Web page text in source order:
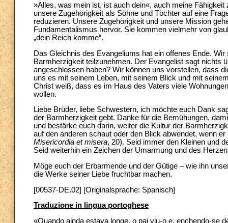
»Alles, was mein ist, ist auch dein«, auch meine
unsere Zugehörigkeit als Söhne und Töchter auf eine
reduzieren. Unsere Zugehörigkeit und unsere Mission
Fundamentalismus hervor. Sie kommen vielmehr von
„dein Reich komme“.
Das Gleichnis des Evangeliums hat ein offenes Ende.
Barmherzigkeit teilzunehmen. Der Evangelist sagt nichts
angeschlossen haben? Wir können uns vorstellen, dass
uns es mit seinem Leben, mit seinem Blick und mit
Christ weiß, dass es im Haus des Vaters viele
wollen.
Liebe Brüder, liebe Schwestern, ich möchte euch Dank
der Barmherzigkeit gebt. Danke für die Bemühungen,
und bestärke euch darin, weiter die Kultur der
auf den anderen schaut oder den Blick abwendet, wenn
Misericordia et misera, 20). Seid immer den Kleinen und
Seid weiterhin ein Zeichen der Umarmung und des
Möge euch der Erbarmende und der Gütige – wie ihn
die Werke seiner Liebe fruchtbar machen.
[00537-DE.02] [Originalsprache: Spanisch]
Traduzione in lingua portoghese
«Quando ainda estava longe, o pai viu-o e, enchendo-se